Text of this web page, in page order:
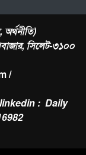
সিলেট-৩১০০
/
: Daily